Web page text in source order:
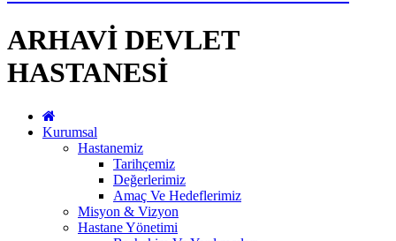
ARHAVİ DEVLET
HASTANESİ
Kurumsal
Hastanemiz
Tarihçemiz
Değerlerimiz
Amaç Ve Hedeflerimiz
Misyon & Vizyon
Hastane Yönetimi